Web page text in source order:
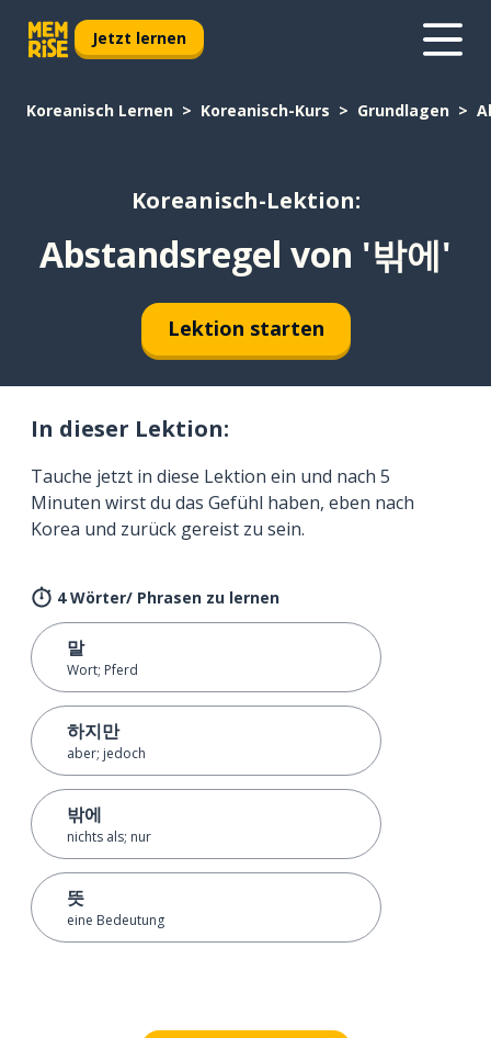
Jetzt lernen
Koreanisch Lernen Koreanisch-Kurs Grundlagen
Koreanisch-Lektion:
Abstandsregel von '밖에'
Lektion starten
In dieser Lektion:
Tauche jetzt in diese Lektion ein und nach 5
Minuten wirst du das Gefühl haben, eben nach
Korea und zurück gereist zu sein.
4 Wörter/ Phrasen zu lernen
말
Wort; Pferd
하지만
aber; jedoch
밖에
nichts als; nur
뜻
eine Bedeutung